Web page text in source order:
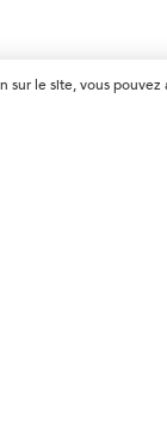
sur le site, vous